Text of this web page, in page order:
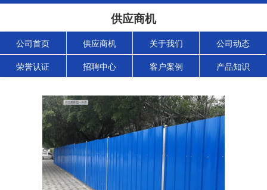
供应商机
公司首页 供应商机 关于我们 公司动态
荣誉认证 招聘中心 客户案例 产品知识